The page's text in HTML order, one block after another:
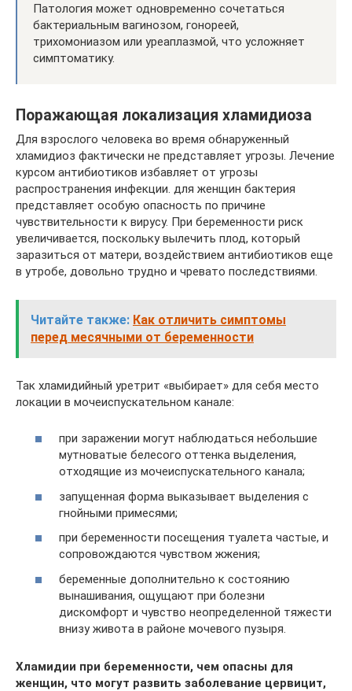
Патология может одновременно сочетаться
бактериальным вагинозом, гонореей,
трихомониазом или уреаплазмой, что усложняет
симптоматику.
Поражающая локализация хламидиоза
Для взрослого человека во время обнаруженный
хламидиоз фактически не представляет угрозы. Лечение
курсом антибиотиков избавляет от угрозы
распространения инфекции. для женщин бактерия
представляет особую опасность по причине
чувствительности к вирусу. При беременности риск
увеличивается, поскольку вылечить плод, который
заразиться от матери, воздействием антибиотиков еще
в утробе, довольно трудно и чревато последствиями.
Читайте также: Как отличить симптомы
перед месячными от беременности
Так хламидийный уретрит «выбирает» для себя место
локации в мочеиспускательном канале:
при заражении могут наблюдаться небольшие
мутноватые белесого оттенка выделения,
отходящие из мочеиспускательного канала;
запущенная форма выказывает выделения с
гнойными примесями;
при беременности посещения туалета частые, и
сопровождаются чувством жжения;
беременные дополнительно к состоянию
вынашивания, ощущают при болезни
дискомфорт и чувство неопределенной тяжести
внизу живота в районе мочевого пузыря.
Хламидии при беременности, чем опасны для
женщин, что могут развить заболевание цервицит,